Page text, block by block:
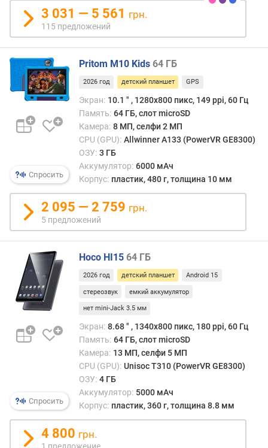
о
ч
е
с
т
у
п
д
л
о
ж
е
н
й
д
и
г
о
ь
д
и
с
3 031 — 5 561 грн.
115 предложений
Спросить
Pritom M10 Kids 64 ГБ
2026 год детский планшет GPS
Экран: 10.1 ″ , 1280x800 пикс, 149 ppi, 60 Гц
Память: 64 ГБ, слот microSD
Камера: 8 МП, селфи 2 МП
CPU (GPU): Allwinner A133 (PowerVR GE8300)
ОЗУ: 3 ГБ
Аккумулятор: 6000 мАч
Корпус: пластик, 480 г, толщина 10 мм
2 095 — 2 759 грн.
5 предложений
Спросить
Hoco HI15 64 ГБ
2026 год детский планшет Android 15
стереозвук емкий аккумулятор
нет mini-Jack 3.5 мм
Экран: 8.68 ″ , 1340х800 пикс, 180 ppi, 60 Гц
Память: 64 ГБ, слот microSD
Камера: 13 МП, селфи 5 МП
CPU (GPU): Unisoc T310 (PowerVR GE8300)
ОЗУ: 4 ГБ
Аккумулятор: 5000 мАч
Корпус: пластик, 360 г, толщина 8.8 мм
4 800 грн.
1 предложение